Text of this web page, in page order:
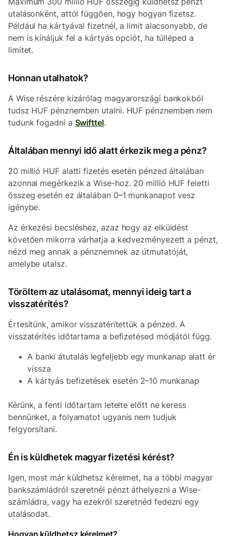
utalásonként, attól függően, hogy hogyan fizetsz.
Például ha kártyával fizetnél, a limit alacsonyabb, de
nem is kínáljuk fel a kártyás opciót, ha túlléped a
limitet.
Honnan utalhatok?
A Wise részére kizárólag magyarországi bankokból
tudsz HUF pénznemben utalni. HUF pénznemben nem
tudunk fogadni a Swifttel.
Általában mennyi idő alatt érkezik meg a pénz?
20 millió HUF alatti fizetés esetén pénzed általában
azonnal megérkezik a Wise-hoz. 20 millió HUF feletti
összeg esetén ez általában 0–1 munkanapot vesz
igénybe.
Az érkezési becsléshez, azaz hogy az elküldést
követően mikorra várhatja a kedvezményezett a pénzt,
nézd meg annak a pénznemnek az útmutatóját,
amelybe utalsz.
Töröltem az utalásomat, mennyi ideig tart a
visszatérítés?
Értesítünk, amikor visszatérítettük a pénzed. A
visszatérítés időtartama a befizetésed módjától függ.
A banki átutalás legfeljebb egy munkanap alatt ér
vissza
A kártyás befizetések esetén 2–10 munkanap
Kérünk, a fenti időtartam letelte előtt ne keress
bennünket, a folyamatot ugyanis nem tudjuk
felgyorsítani.
Én is küldhetek magyar fizetési kérést?
Igen, most már küldhetsz kérelmet, ha a többi magyar
bankszámládról szeretnél pénzt áthelyezni a Wise-
számládra, vagy ha ezekről szeretnéd fedezni egy
utalásodat.
Hogyan küldhetsz kérelmet?